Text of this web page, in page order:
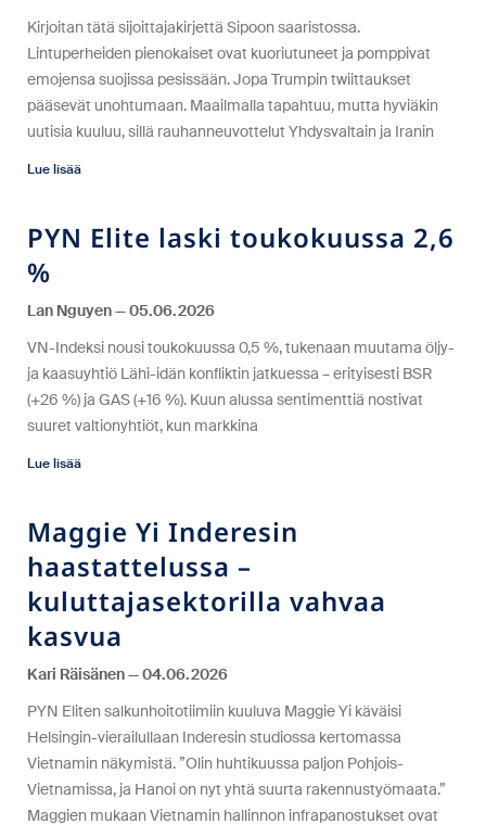
Kirjoitan tätä sijoittajakirjettä Sipoon saaristossa.
Lintuperheiden pienokaiset ovat kuoriutuneet ja pomppivat
emojensa suojissa pesissään. Jopa Trumpin twiittaukset
pääsevät unohtumaan. Maailmalla tapahtuu, mutta hyviäkin
uutisia kuuluu, sillä rauhanneuvottelut Yhdysvaltain ja Iranin
Lue lisää
PYN Elite laski toukokuussa 2,6
%
Lan Nguyen
05.06.2026
VN-Indeksi nousi toukokuussa 0,5 %, tukenaan muutama öljy-
ja kaasuyhtiö Lähi-idän konfliktin jatkuessa – erityisesti BSR
(+26 %) ja GAS (+16 %). Kuun alussa sentimenttiä nostivat
suuret valtionyhtiöt, kun markkina
Lue lisää
Maggie Yi Inderesin
haastattelussa –
kuluttajasektorilla vahvaa
kasvua
Kari Räisänen
04.06.2026
PYN Eliten salkunhoitotiimiin kuuluva Maggie Yi käväisi
Helsingin-vierailullaan Inderesin studiossa kertomassa
Vietnamin näkymistä. ”Olin huhtikuussa paljon Pohjois-
Vietnamissa, ja Hanoi on nyt yhtä suurta rakennustyömaata.”
Maggien mukaan Vietnamin hallinnon infrapanostukset ovat